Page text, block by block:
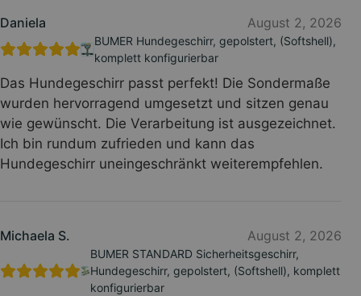
Daniela August 2, 2026
BUMER Hundegeschirr, gepolstert, (Softshell),
komplett konfigurierbar
Das Hundegeschirr passt perfekt! Die Sondermaße
wurden hervorragend umgesetzt und sitzen genau
wie gewünscht. Die Verarbeitung ist ausgezeichnet.
Ich bin rundum zufrieden und kann das
Hundegeschirr uneingeschränkt weiterempfehlen.
Michaela S. August 2, 2026
BUMER STANDARD Sicherheitsgeschirr,
Hundegeschirr, gepolstert, (Softshell), komplett
konfigurierbar